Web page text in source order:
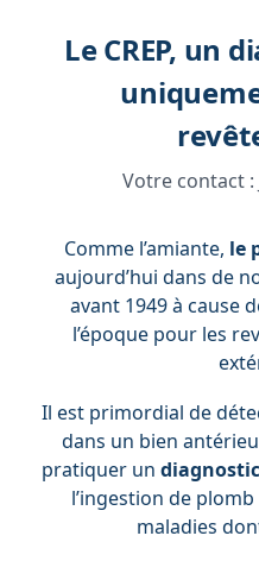
Le CREP, un
Votre contact :
Comme l’amiante, le
aujourd’hui dans de
avant 1949 à cause
l’époque pour les
Il est primordial de
dans un bien
pratiquer un
l’ingestion de
maladies